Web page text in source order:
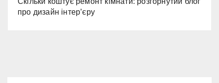
про дизайн інтер’єру